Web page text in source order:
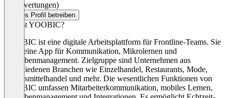
(0 Bewertungen)
Dieses Profil betreiben
Was ist YOOBIC?
YOOBIC ist eine digitale Arbeitsplattform für Frontline-Teams. Sie
bietet eine App für Kommunikation, Mikrolernen und
Aufgabenmanagement. Zielgruppe sind Unternehmen aus
verschiedenen Branchen wie Einzelhandel, Restaurants, Mode,
Lebensmittelhandel und mehr. Die wesentlichen Funktionen von
YOOBIC umfassen Mitarbeiterkommunikation, mobiles Lernen,